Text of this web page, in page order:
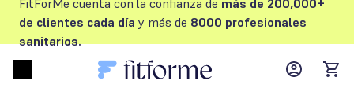
FitForMe cuenta con la confianza de más de 200,000+
de clientes cada día y más de 8000 profesionales
sanitarios.
MyFFM